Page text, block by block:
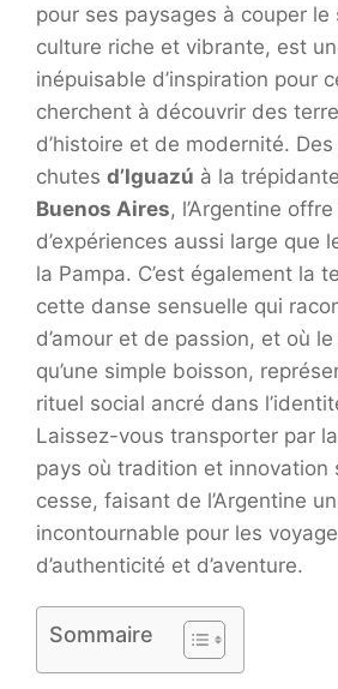
pour ses paysages à couper
culture riche et vibrante, est
inépuisable d’inspiration pour
cherchent à découvrir des
d’histoire et de modernité.
chutes d’Iguazú à la
Buenos Aires, l’Argentine
d’expériences aussi large que
la Pampa. C’est également la
cette danse sensuelle qui
d’amour et de passion, et où le
qu’une simple boisson,
rituel social ancré dans
Laissez-vous transporter par
pays où tradition et innovation
cesse, faisant de l’Argentine
incontournable pour les
d’authenticité et d’aventure.
Sommaire